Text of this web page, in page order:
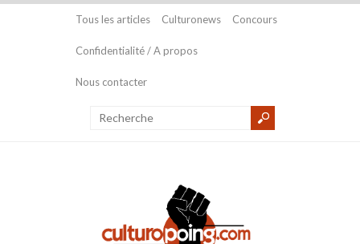
Tous les articles Culturonews Concours
Confidentialité / A propos
Nous contacter